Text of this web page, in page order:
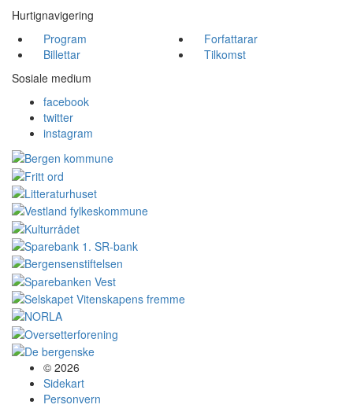
Hurtignavigering
Program
Forfattarar
Billettar
Tilkomst
Sosiale medium
facebook
twitter
instagram
© 2026
Sidekart
Personvern